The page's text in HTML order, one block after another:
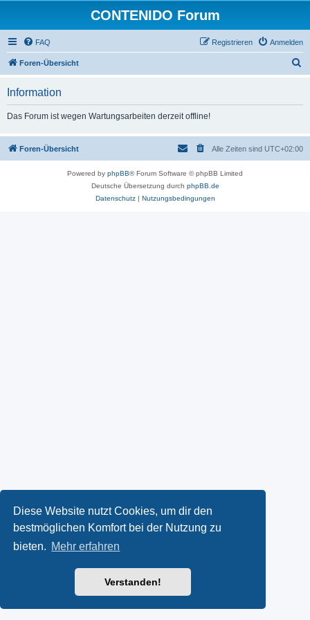
Diese Website nutzt Cookies, um dir den
bestmöglichen Komfort bei der Nutzung zu
bieten. Mehr erfahren
Verstanden!
CONTENIDO Forum
FAQ Anmelden
Registrieren
Foren-Übersicht
Information
Das Forum ist wegen Wartungsarbeiten derzeit offline!
Foren-Übersicht Alle Zeiten sind UTC+02:00
Powered by phpBB® Forum Software © phpBB Limited
Deutsche Übersetzung durch phpBB.de
Datenschutz| Nutzungsbedingungen